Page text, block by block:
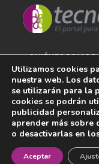
QUIÉNES SOMOS
AVISO LEGAL
POLÍTICA DE
POLÍTICA DE
CONTACTO
Utilizamos cookies
nuestra web. Los
se utilizarán para la
cookies se podrán
publicidad
aprender más sobre
o desactivarlas en
Aceptar